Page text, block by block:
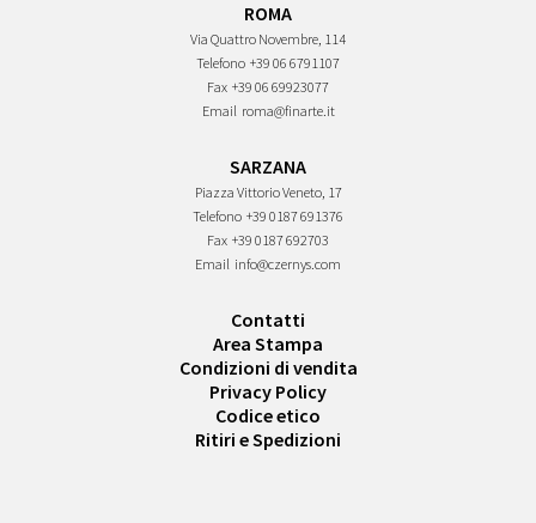
ROMA
Via Quattro Novembre, 114
Telefono +39 06 6791107
Fax +39 06 69923077
Email roma@finarte.it
SARZANA
Piazza Vittorio Veneto, 17
Telefono +39 0187 691376
Fax +39 0187 692703
Email info@czernys.com
Contatti
Area Stampa
Condizioni di vendita
Privacy Policy
Codice etico
Ritiri e Spedizioni